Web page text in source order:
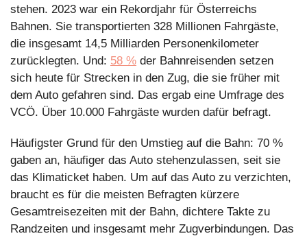
stehen. 2023 war ein Rekordjahr für Österreichs
Bahnen. Sie transportierten 328 Millionen Fahrgäste,
die insgesamt 14,5 Milliarden Personenkilometer
zurücklegten. Und: 58 % der Bahnreisenden setzen
sich heute für Strecken in den Zug, die sie früher mit
dem Auto gefahren sind. Das ergab eine Umfrage des
VCÖ. Über 10.000 Fahrgäste wurden dafür befragt.
Häufigster Grund für den Umstieg auf die Bahn: 70 %
gaben an, häufiger das Auto stehenzulassen, seit sie
das Klimaticket haben. Um auf das Auto zu verzichten,
braucht es für die meisten Befragten kürzere
Gesamtreisezeiten mit der Bahn, dichtere Takte zu
Randzeiten und insgesamt mehr Zugverbindungen. Das